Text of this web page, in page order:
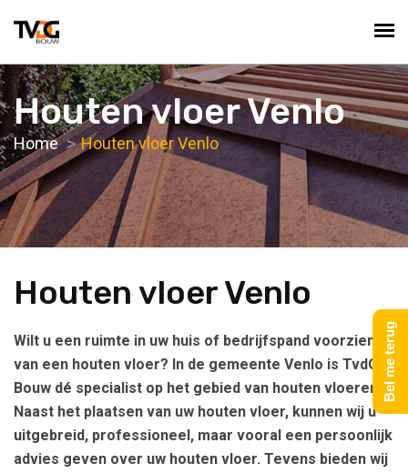
Houten vloer Venlo
Home Houten vloer Venlo
Houten vloer Venlo
Wilt u een ruimte in uw huis of bedrijfspand voorzien
van een houten vloer? In de gemeente Venlo is TvdG-
Bouw dé specialist op het gebied van houten vloeren!
Naast het plaatsen van uw houten vloer, kunnen wij u
uitgebreid, professioneel, maar vooral een persoonlijk
advies geven over uw houten vloer. Tevens bieden wij
Bel me terug